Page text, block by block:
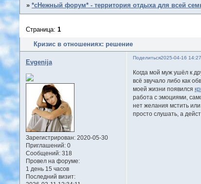
» *сНежный форум* - территория отдыха для всей
Кризис в отношениях: решение
Страница: 1
Поделиться2025-04-16
Evgenija
Зарегистрирован: 2020-05-30
Приглашений:0
Сообщений:318
Провел на форуме:
1 день 15 часов
Последний визит:
Когда мой муж ушёл к
всё звучало либо как
моей жизни появился
работа с эмоциями,
нет желания мстить
просто слушать, а